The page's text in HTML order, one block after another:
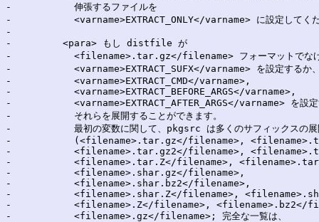
-	    伸張するファイルを
-	    <varname>EXTRACT_ONLY</varname> に設定してください。</para>
-
-	  <para> もし distfile が
-	    <filename>.tar.gz</filename> フォーマットでなければ、
-	    <varname>EXTRACT_SUFX</varname> を設定するか、
-	    <varname>EXTRACT_CMD</varname>,
-	    <varname>EXTRACT_BEFORE_ARGS</varname>,
-	    <varname>EXTRACT_AFTER_ARGS</varname> を設定するかのいずれかにより、
-	    それらを展開することができます。
-	    最初の変数に関して、pkgsrc は多くのサフィックスの展開方法を知っています
-	    (<filename>.tar.gz</filename>, <filename>.tgz</filename>,
-	    <filename>.tar.gz2</filename>, <filename>.tbz</filename>,
-	    <filename>.tar.Z</filename>, <filename>.tar</filename>,
-	    <filename>.shar.gz</filename>,
-	    <filename>.shar.bz2</filename>,
-	    <filename>.shar.Z</filename>, <filename>.shar</filename>,
-	    <filename>.Z</filename>, <filename>.bz2</filename>,
-	    <filename>.gz</filename>; 完全な一覧は、